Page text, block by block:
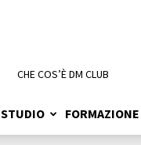
STUDIO FORMAZIONE
CHE COS’È DM CLUB